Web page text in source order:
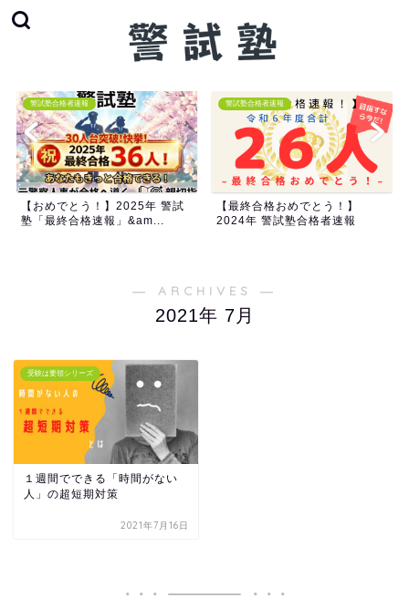
警試塾合格者速報
【おめでとう！】2025年 警試
塾「最終合格速報」&am...
警試塾合格者速報
【最終合格おめでとう！】
2024年 警試塾合格者速報
― ARCHIVES ―
2021年 7月
受験は要領シリーズ
１週間でできる「時間がない
人」の超短期対策
2021年7月16日